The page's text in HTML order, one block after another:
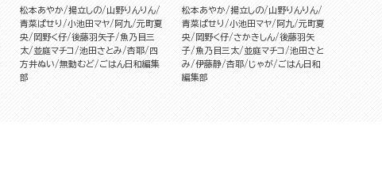
松本あやか 揚立しの
山野りんりん
青菜ぱせり
小池田マヤ 阿九
元町夏
央
岡野く仔 後藤羽矢子 魚乃目三
太
並庭マチコ 池田さとみ 杏耶
四
方井ぬい
無動むど
ごはん日和編集
部
松本あやか 揚立しの
山野りんりん
青菜ぱせり
小池田マヤ 阿九
元町夏
央
岡野く仔 さかきしん 後藤羽矢
子
魚乃目三太 並庭マチコ
池田さと
み
伊藤静 杏耶 じゃが
ごはん日和
編集部